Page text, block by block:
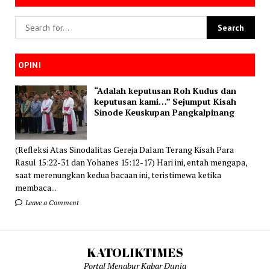
OPINI
“Adalah keputusan Roh Kudus dan
keputusan kami…” Sejumput Kisah
Sinode Keuskupan Pangkalpinang
(Refleksi Atas Sinodalitas Gereja Dalam Terang Kisah Para
Rasul 15:22-31 dan Yohanes 15:12-17) Hari ini, entah mengapa,
saat merenungkan kedua bacaan ini, teristimewa ketika
membaca...
Leave a Comment
KATOLIKTIMES
Portal Menabur Kabar Dunia